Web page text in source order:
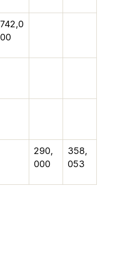
742,0
00
290,
000
358,
053